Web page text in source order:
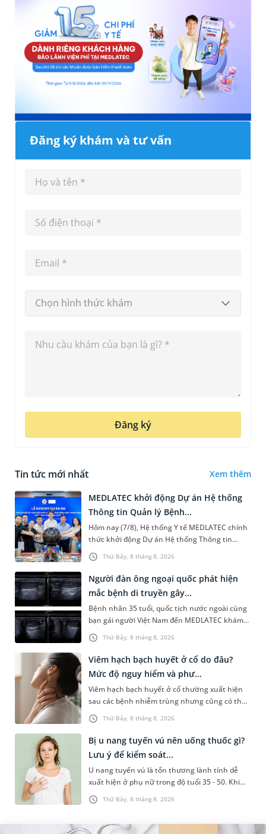
Đăng ký khám và tư vấn
Chọn hình thức khám
Đăng ký
Tin tức mới nhất Xem thêm
Thứ Bảy, 8 tháng 8, 2026
MEDLATEC khởi động Dự án Hệ thống
Thông tin Quản lý Bệnh...
Hôm nay (7/8), Hệ thống Y tế MEDLATEC chính
thức khởi động Dự án Hệ thống Thông tin
Quản lý Bệnh viện (HIS - Hospital Information
System) giai đoạn mới. Dự á...
Thứ Bảy, 8 tháng 8, 2026
Người đàn ông ngoại quốc phát hiện
mắc bệnh di truyền gây...
Bệnh nhân 35 tuổi, quốc tịch nước ngoài cùng
bạn gái người Việt Nam đến MEDLATEC khám
sức khỏe tiền hôn nhân. Qua thăm khám và
làm các xét nghiệm chuyên sâu,...
Thứ Bảy, 8 tháng 8, 2026
Viêm hạch bạch huyết ở cổ do đâu?
Mức độ nguy hiểm và phư...
Viêm hạch bạch huyết ở cổ thường xuất hiện
sau các bệnh nhiễm trùng nhưng cũng có thể
liên quan đến lao hạch hoặc ung thư. Để tìm
hiểu nguyên nhân gây viêm,...
Thứ Bảy, 8 tháng 8, 2026
Bị u nang tuyến vú nên uống thuốc gì?
Lưu ý để kiểm soát...
U nang tuyến vú là tổn thương lành tính dễ
xuất hiện ở phụ nữ trong độ tuổi 35 - 50. Khi
được chẩn đoán mắc bệnh, nhiều người
thường băn khoăn u nang tuyến v...